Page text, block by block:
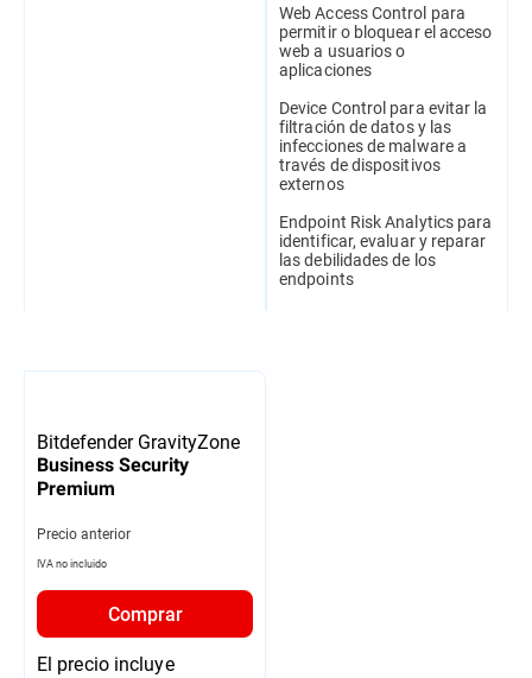
Web Access Control para
permitir o bloquear el acceso
web a usuarios o
aplicaciones
Device Control para evitar la
filtración de datos y las
infecciones de malware a
través de dispositivos
externos
Endpoint Risk Analytics para
identificar, evaluar y reparar
las debilidades de los
endpoints
Bitdefender GravityZone
Business Security
Premium
Precio anterior
IVA no incluido
Comprar
El precio incluye